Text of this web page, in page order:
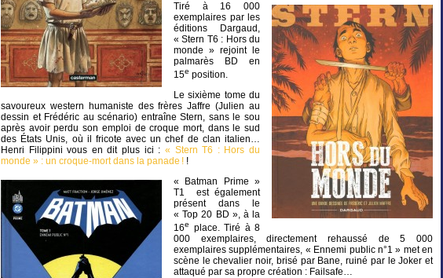
Tiré à 16 000
exemplaires par les
éditions Dargaud,
« Stern T6 : Hors du
monde » rejoint le
palmarès BD en
15e position.
Le sixième tome du
savoureux western humaniste des frères Jaffre (Julien au
dessin et Frédéric au scénario) entraîne Stern, sans le sou
après avoir perdu son emploi de croque mort, dans le sud
des États Unis, où il fricote avec un chef de clan italien…
Henri Filippini vous en dit plus ici : « Stern T6 : Hors du
monde » : un croque-mort dans la panade ! !
« Batman Prime »
T1 est également
présent dans le
« Top 20 BD », à la
16e
place. Tiré à 8
000 exemplaires, directement rehaussé de 5 000
exemplaires supplémentaires, « Ennemi public n°1 » met en
scène le chevalier noir, brisé par Bane, ruiné par le Joker et
attaqué par sa propre création : Failsafe…